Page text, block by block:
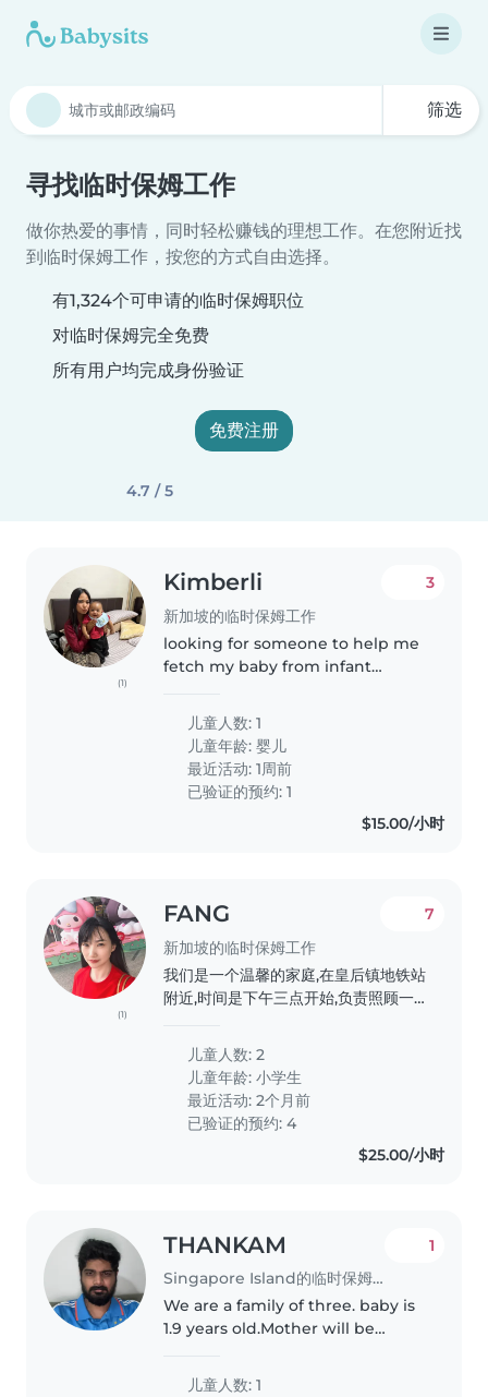
筛选
寻找临时保姆工作
做你热爱的事情，同时轻松赚钱的理想工作。在您附近找
到临时保姆工作，按您的方式自由选择。
有1,324个可申请的临时保姆职位
对临时保姆完全免费
所有用户均完成身份验证
免费注册
4.7 / 5
(1)
Kimberli
新加坡的临时保姆工作
3
looking for someone to help me
fetch my baby from infant
and to care for him until i finish
work at 9pm :)
儿童人数: 1
儿童年龄:婴儿
最近活动: 1周前
已验证的预约: 1
$15.00/小时
(1)
FANG
新加坡的临时保姆工作
7
我们是一个温馨的家庭,在皇后镇地铁站
附近,时间是下午三点开始,负责照顾一
生。。我们正在寻找一位能胜任临时保
姆的保姆,孩子从中国刚到新加坡,为了
让她适应新的环境,需要你能够帮助孩子
学习英语完成作业并照顾好她。我们的
孩子活力四射,喜欢探索新事物,我们希
望找到一位能够与他们互动并引导他们
儿童人数: 2
儿童年龄:小学生
最近活动: 2个月前
已验证的预约: 4
$25.00/小时
THANKAM
Singapore Island的临时保姆工作
1
We are a family of three. baby is
1.9 years old.Mother will be
will be working from home
儿童人数: 1